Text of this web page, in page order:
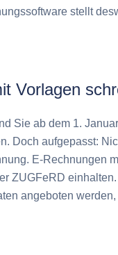
stellt
Vorlagen
Sie ab dem 1.
Doch aufgepasst:
E-Rechnungen
ZUGFeRD
angeboten